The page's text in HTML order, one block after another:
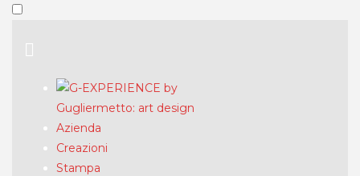
Azienda
Creazioni
Stampa